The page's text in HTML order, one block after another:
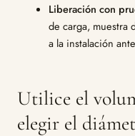
Liberación con
de carga, muestra
a la instalación
Utilice el
elegir el